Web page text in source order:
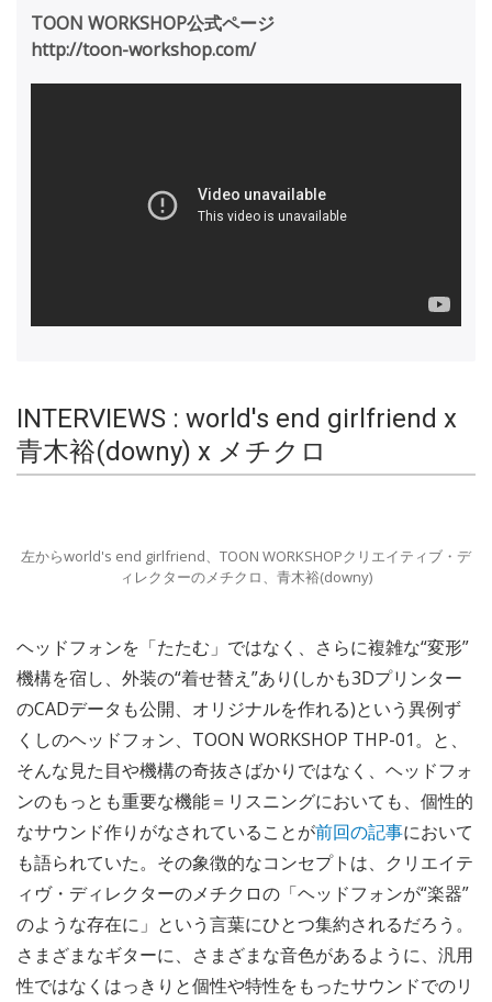
TOON WORKSHOP公式ページ
http://toon-workshop.com/
INTERVIEWS : world's end girlfriend x
青木裕(downy) x メチクロ
左からworld's end girlfriend、TOON WORKSHOPクリエイティブ・デ
ィレクターのメチクロ、青木裕(downy)
ヘッドフォンを「たたむ」ではなく、さらに複雑な“変形”
機構を宿し、外装の“着せ替え”あり(しかも3Dプリンター
のCADデータも公開、オリジナルを作れる)という異例ず
くしのヘッドフォン、TOON WORKSHOP THP-01。と、
そんな見た目や機構の奇抜さばかりではなく、ヘッドフォ
ンのもっとも重要な機能＝リスニングにおいても、個性的
なサウンド作りがなされていることが前回の記事において
も語られていた。その象徴的なコンセプトは、クリエイテ
ィヴ・ディレクターのメチクロの「ヘッドフォンが“楽器”
のような存在に」という言葉にひとつ集約されるだろう。
さまざまなギターに、さまざまな音色があるように、汎用
性ではなくはっきりと個性や特性をもったサウンドでのリ